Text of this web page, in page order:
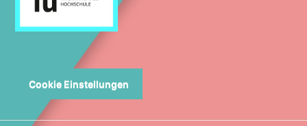
Cookie Einstellungen